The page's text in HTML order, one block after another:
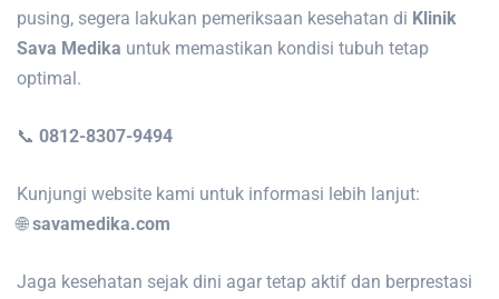
pusing, segera lakukan pemeriksaan kesehatan di Klinik
Sava Medika untuk memastikan kondisi tubuh tetap
optimal.
📞 0812-8307-9494
Kunjungi website kami untuk informasi lebih lanjut:
🌐savamedika.com
Jaga kesehatan sejak dini agar tetap aktif dan berprestasi